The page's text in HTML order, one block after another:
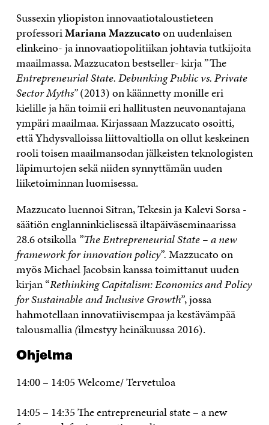
Sussexin yliopiston innovaatiotaloustieteen
professoriMariana Mazzucatoon uudenlaisen
elinkeino- ja innovaatiopolitiikan johtavia tutkijoita
maailmassa. Mazzucaton bestseller- kirja ”The
Entrepreneurial State. Debunking Public vs. Private
Sector Myths”(2013) on käännetty monille eri
kielille ja hän toimii eri hallitusten neuvonantajana
ympäri maailmaa. Kirjassaan Mazzucato osoitti,
että Yhdysvalloissa liittovaltiolla on ollut keskeinen
rooli toisen maailmansodan jälkeisten teknologisten
läpimurtojen sekä niiden synnyttämän uuden
liiketoiminnan luomisessa.
Mazzucato luennoi Sitran, Tekesin ja Kalevi Sorsa -
säätiön englanninkielisessä iltapäiväseminaarissa
28.6 otsikolla ”The Entrepreneurial State – a new
framework for innovation policy”.Mazzucato on
myös Michael Jacobsin kanssa toimittanut uuden
kirjan “Rethinking Capitalism: Economics and Policy
for Sustainable and Inclusive Growth”, jossa
hahmotellaan innovatiivisempaa ja kestävämpää
talousmallia(ilmestyy heinäkuussa 2016).
Ohjelma
14:00 – 14:05 Welcome/ Tervetuloa
14:05 – 14:35 The entrepreneurial state – a new